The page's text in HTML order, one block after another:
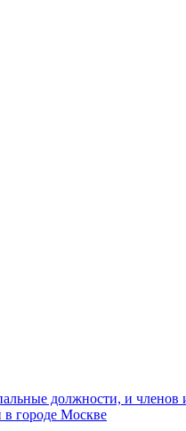
должности, и членов
в городе Москве